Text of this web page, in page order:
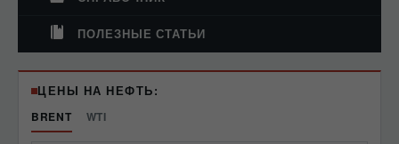
ПОЛЕЗНЫЕ СТАТЬИ
ЦЕНЫ НА НЕФТЬ:
BRENT
WTI